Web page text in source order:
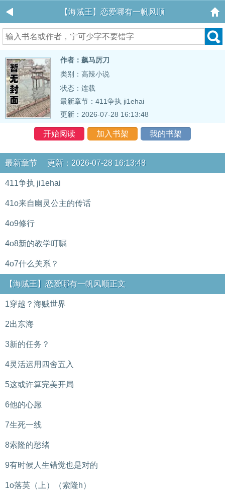
【海贼王】恋爱哪有一帆风顺
作者：飙马厉刀
类别：高辣小说
状态：连载
最新章节： 411争执 ji1ehai
更新：2026-07-28 16:13:48
开始阅读 加入书架 我的书架
最新章节 更新：2026-07-28 16:13:48
411争执 ji1ehai
41o来自幽灵公主的传话
4o9修行
4o8新的教学叮嘱
4o7什么关系？
【海贼王】恋爱哪有一帆风顺正文
1穿越？海贼世界
2出东海
3新的任务？
4灵活运用四舍五入
5这或许算完美开局
6他的心愿
7生死一线
8索隆的愁绪
9有时候人生错觉也是对的
1o落英（上）（索隆h）